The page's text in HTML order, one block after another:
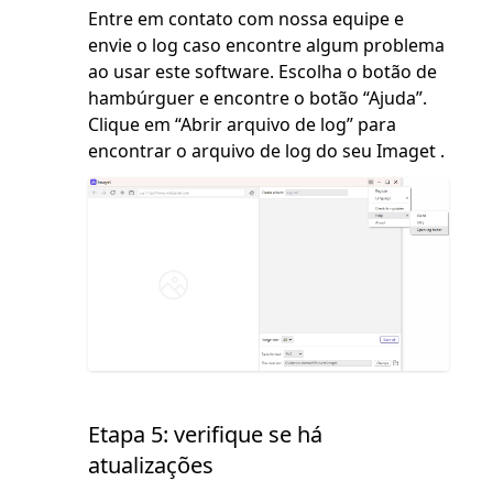
Entre em contato com nossa equipe e
envie o log caso encontre algum problema
ao usar este software. Escolha o botão de
hambúrguer e encontre o botão “Ajuda”.
Clique em “Abrir arquivo de log” para
encontrar o arquivo de log do seu Imaget .
Etapa 5: verifique se há
atualizações